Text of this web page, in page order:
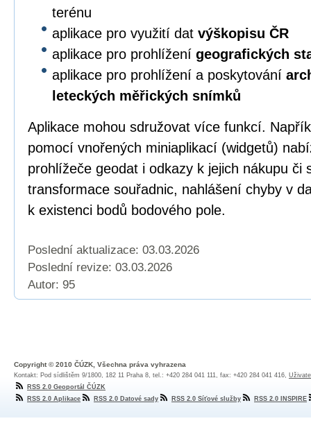
terénu
aplikace pro využití dat výškopisu ČR
aplikace pro prohlížení geografických
aplikace pro prohlížení a poskytování
leteckých měřických snímků
Aplikace mohou sdružovat více funkcí.
pomocí vnořených miniaplikací (widgetů)
prohlížeče geodat i odkazy k jejich nákupu či
transformace souřadnic, nahlášení chyby v
k existenci bodů bodového pole.
Poslední aktualizace: 03.03.2026
Poslední revize: 03.03.2026
Autor: 95
Copyright © 2010 ČÚZK, Všechna práva vyhrazena
Kontakt: Pod sídlištěm 9/1800, 182 11 Praha 8, tel.: +420 284 041 111, fax: +420 284 041 416,
RSS 2.0 Geoportál ČÚZK
RSS 2.0 Aplikace
RSS 2.0 Datové sady RSS 2.0 Síťové služby RSS 2.0 INSPIRE